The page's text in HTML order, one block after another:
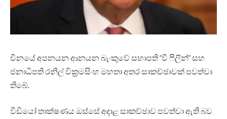
චීනයේ අපනයන ආනයන බැංකුවේ සභාපති “වී ෆිලින්” සහ
ජනාධිපති රනිල් වික්‍රමසිංහ මහතා අතර සාකච්ඡාවක් පවත්වා
තිබේ.
වීඩියෝ තාක්ෂණය ඔස්සේ අදාළ සාකච්ඡාව පවත්වා ඇති බව